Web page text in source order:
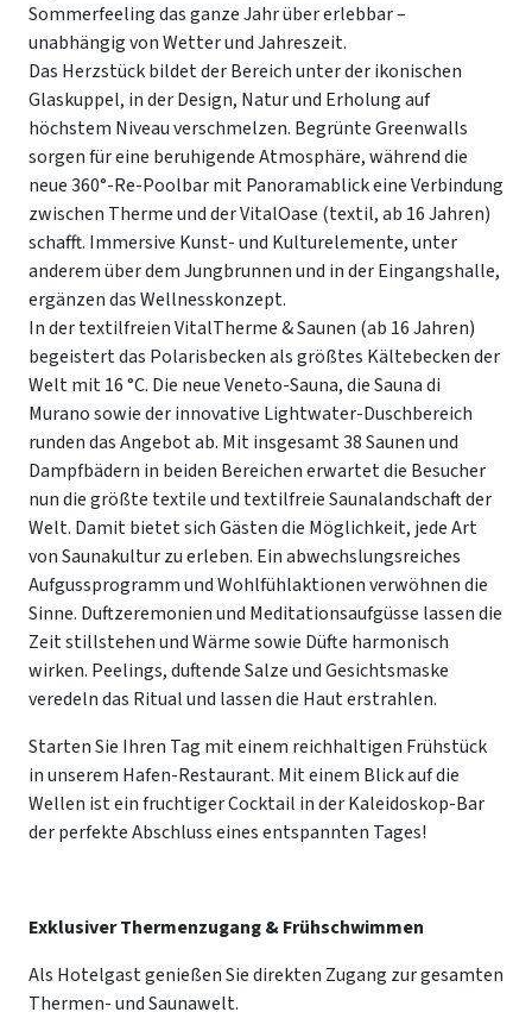
Sommerfeeling das ganze Jahr über erlebbar –
unabhängig von Wetter und Jahreszeit.
Das Herzstück bildet der Bereich unter der ikonischen
Glaskuppel, in der Design, Natur und Erholung auf
höchstem Niveau verschmelzen. Begrünte Greenwalls
sorgen für eine beruhigende Atmosphäre, während die
neue 360°-Re-Poolbar mit Panoramablick eine Verbindung
zwischen Therme und der VitalOase (textil, ab 16 Jahren)
schafft. Immersive Kunst- und Kulturelemente, unter
anderem über dem Jungbrunnen und in der Eingangshalle,
ergänzen das Wellnesskonzept.
In der textilfreien VitalTherme & Saunen (ab 16 Jahren)
begeistert das Polarisbecken als größtes Kältebecken der
Welt mit 16 °C. Die neue Veneto-Sauna, die Sauna di
Murano sowie der innovative Lightwater-Duschbereich
runden das Angebot ab. Mit insgesamt 38 Saunen und
Dampfbädern in beiden Bereichen erwartet die Besucher
nun die größte textile und textilfreie Saunalandschaft der
Welt. Damit bietet sich Gästen die Möglichkeit, jede Art
von Saunakultur zu erleben. Ein abwechslungsreiches
Aufgussprogramm und Wohlfühlaktionen verwöhnen die
Sinne. Duftzeremonien und Meditationsaufgüsse lassen die
Zeit stillstehen und Wärme sowie Düfte harmonisch
wirken. Peelings, duftende Salze und Gesichtsmaske
veredeln das Ritual und lassen die Haut erstrahlen.
Starten Sie Ihren Tag mit einem reichhaltigen Frühstück
in unserem Hafen-Restaurant. Mit einem Blick auf die
Wellen ist ein fruchtiger Cocktail in der Kaleidoskop-Bar
der perfekte Abschluss eines entspannten Tages!
Exklusiver Thermenzugang & Frühschwimmen
Als Hotelgast genießen Sie direkten Zugang zur gesamten
Thermen- und Saunawelt.